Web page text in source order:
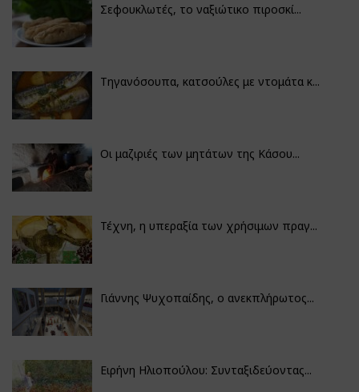
Σεφουκλωτές, το ναξιώτικο πιροσκί...
Τηγανόσουπα, κατσούλες με ντομάτα κ...
Οι μαζιριές των μητάτων της Κάσου...
Τέχνη, η υπεραξία των χρήσιμων πραγ...
Γιάννης Ψυχοπαίδης, ο ανεκπλήρωτος...
Ειρήνη Ηλιοπούλου: Συνταξιδεύοντας...